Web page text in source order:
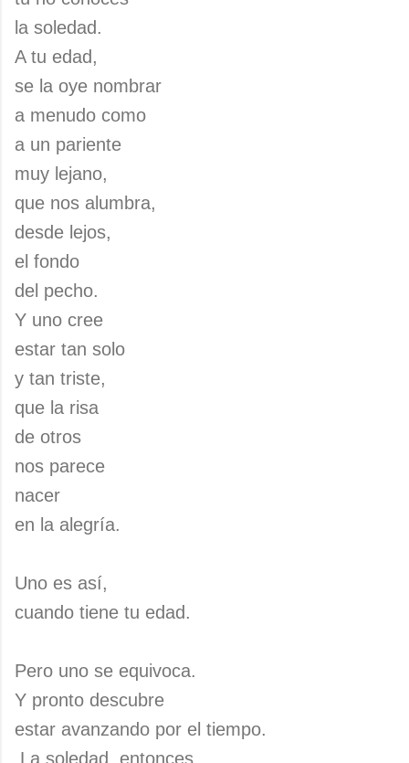
la soledad.
A tu edad,
se la oye nombrar
a menudo como
a un pariente
muy lejano,
que nos alumbra,
desde lejos,
el fondo
del pecho.
Y uno cree
estar tan solo
y tan triste,
que la risa
de otros
nos parece
nacer
en la alegría.
Uno es así,
cuando tiene tu edad.
Pero uno se equivoca.
Y pronto descubre
estar avanzando por el tiempo.
La soledad, entonces